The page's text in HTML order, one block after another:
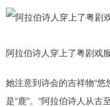
阿拉伯诗人穿上了粤剧戏服
她注意到诗会的吉祥物“
是“鹿”。“阿拉伯诗人从